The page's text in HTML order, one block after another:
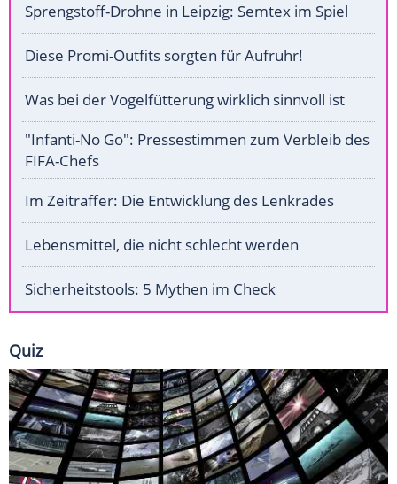
Sprengstoff-Drohne in Leipzig: Semtex im Spiel
Diese Promi-Outfits sorgten für Aufruhr!
Was bei der Vogelfütterung wirklich sinnvoll ist
"Infanti-No Go": Pressestimmen zum Verbleib des
FIFA-Chefs
Im Zeitraffer: Die Entwicklung des Lenkrades
Lebensmittel, die nicht schlecht werden
Sicherheitstools: 5 Mythen im Check
Quiz